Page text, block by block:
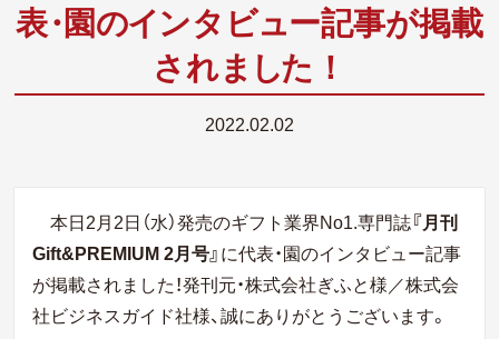
表・ 園のインタ ビュー記事が掲載
されま した！
2022.02.02
本日2月2日（水）発売のギフト業界No1.専門誌『月刊
Gift&PREMIUM 2月号』に代表・園のインタビュー記事
が掲載されました！発刊元・株式会社ぎふと様／株式会
社ビジネスガイド社様、誠にありがとうございます。